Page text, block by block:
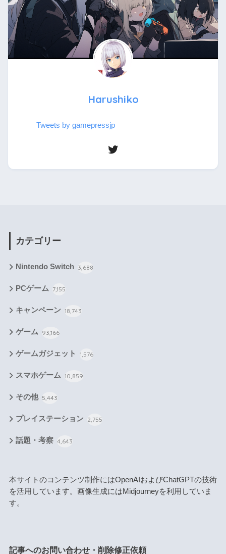
Harushiko
Tweets by gamepressjp
カテゴリー
Nintendo Switch 3,688
PCゲーム 7,155
キャンペーン 18,743
ゲーム 93,166
ゲームガジェット 1,576
スマホゲーム 10,859
その他 5,443
プレイステーション 2,755
話題・考察 4,643
本サイトのコンテンツ制作にはOpenAIおよびChatGPTの技術
を活用しています。画像生成にはMidjourneyを利用していま
す。
記事へのお問い合わせ・削除修正依頼